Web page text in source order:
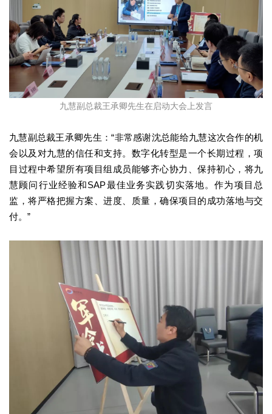
九慧副总裁王承卿先生在启动大会上发言
九慧副总裁王承卿先生：“非常感谢沈总能给九慧这次合作的机
会以及对九慧的信任和支持。数字化转型是一个长期过程，项
目过程中希望所有项目组成员能够齐心协力、保持初心，将九
慧顾问行业经验和SAP最佳业务实践切实落地。作为项目总
监，将严格把握方案、进度、质量，确保项目的成功落地与交
付。”